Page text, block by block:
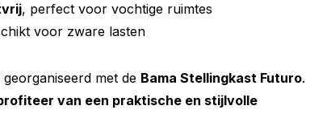
, perfect voor vochtige ruimtes
voor zware lasten
met de Bama Stellingkast Futuro.
van een praktische en stijlvolle